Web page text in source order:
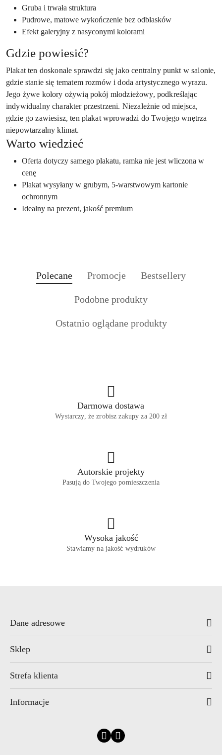
Gruba i trwała struktura
Pudrowe, matowe wykończenie bez odblasków
Efekt galeryjny z nasyconymi kolorami
Gdzie powiesić?
Plakat ten doskonale sprawdzi się jako centralny punkt w salonie,
gdzie stanie się tematem rozmów i doda artystycznego wyrazu.
Jego żywe kolory ożywią pokój młodzieżowy, podkreślając
indywidualny charakter przestrzeni. Niezależnie od miejsca,
gdzie go zawiesisz, ten plakat wprowadzi do Twojego wnętrza
niepowtarzalny klimat.
Warto wiedzieć
Oferta dotyczy samego plakatu, ramka nie jest wliczona w
cenę
Plakat wysyłany w grubym, 5-warstwowym kartonie
ochronnym
Idealny na prezent, jakość premium
Pomiń karuzelę produktów
Produkty
Polecane
Produkty
statusie:
Promocje
Produkty
statusie:
Bestsellery
Produkty
statusie:
Podobne produkty
Produkty
Ostatnio oglądane produkty
Darmowa dostawa
Wystarczy, że zrobisz zakupy za 200 zł
Autorskie projekty
Pasują do Twojego pomieszczenia
Wysoka jakość
Stawiamy na jakość wydruków
Dane adresowe
Sklep
Strefa klienta
Informacje